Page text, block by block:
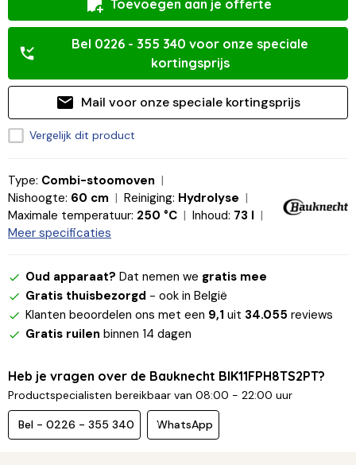
Toevoegen aan je offerte
Bel 0226 - 355 340 voor onze speciale
kortingsprijs
Mail voor onze speciale kortingsprijs
Vergelijk dit product
Type: Combi-stoomoven
Nishoogte: 60 cm Reiniging: Hydrolyse
Maximale temperatuur: 250 °C Inhoud: 73 l
Meer specificaties
Oud apparaat? Dat nemen we gratis mee
Gratis thuisbezorgd - ook in België
Klanten beoordelen ons met een 9,1 uit 34.055 reviews
Gratis ruilen binnen 14 dagen
Heb je vragen over de Bauknecht BIK11FPH8TS2PT?
Productspecialisten bereikbaar van 08:00 - 22:00 uur
Bel - 0226 - 355 340 WhatsApp